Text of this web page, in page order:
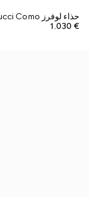
حذاء لوفرز Gucci Como للرجال
€ 1.030